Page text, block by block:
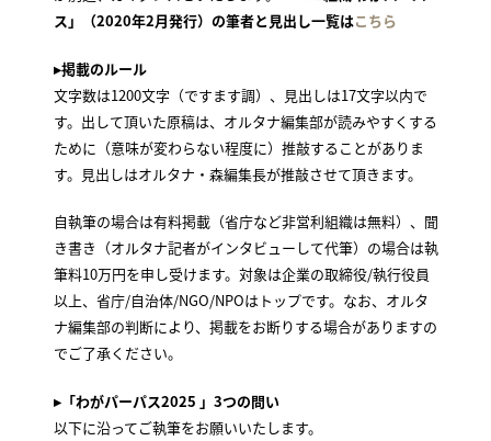
ス」（2020年2月発行）の筆者と見出し一覧はこちら
▸掲載のルール
文字数は1200文字（ですます調）、見出しは17文字以内で
す。出して頂いた原稿は、オルタナ編集部が読みやすくする
ために（意味が変わらない程度に）推敲することがありま
す。見出しはオルタナ・森編集長が推敲させて頂きます。
自執筆の場合は有料掲載（省庁など非営利組織は無料）、聞
き書き（オルタナ記者がインタビューして代筆）の場合は執
筆料10万円を申し受けます。対象は企業の取締役/執行役員
以上、省庁/自治体/NGO/NPOはトップです。なお、オルタ
ナ編集部の判断により、掲載をお断りする場合がありますの
でご了承ください。
▸「わがパーパス2025 」3つの問い
以下に沿ってご執筆をお願いいたします。